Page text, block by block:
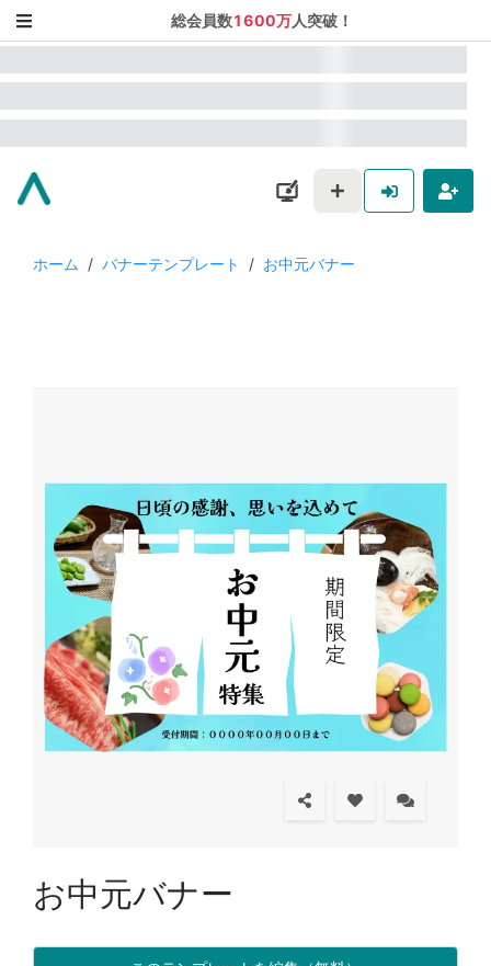
総会員数1600万人突破！
ホーム / バナーテンプレート / お中元バナー
お中元バナー